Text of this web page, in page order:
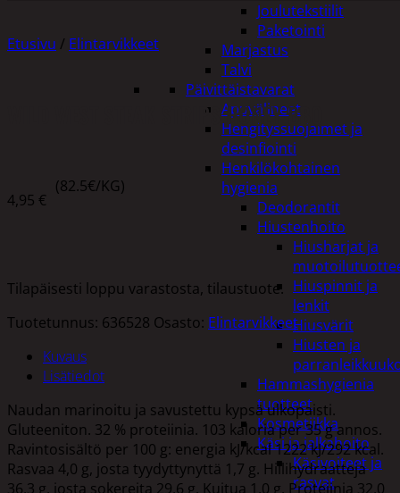
Joulutekstiilit
Paketointi
Marjastus
Talvi
Päivittäistavarat
Apuvälineet
Hengityssuojaimet ja
desinfiointi
Henkilökohtainen
hygienia
Deodorantit
Hiustenhoito
Hiusharjat ja
Hiuspinnit ja
lenkit
Hiusvärit
Hiusten ja
Hammashygienia
tuotteet
Kosmetiikka
Käsi ja jalkahoito
Käsivoiteet ja
rasvat
Etusivu / Elintarvikkeet
WILD WEST STEAK STRIPS HONEY BBQ
4,95 €
(82.5€/KG)
Tilapäisesti loppu varastosta, tilaustuote.
Tuotetunnus: 636528 Osasto: Elintarvikkeet
Kuvaus
Lisätiedot
Naudan marinoitu ja savustettu kypsä ulkopaisti.
Gluteeniton. 32 % proteiinia. 103 kaloria per 35 g annos.
Ravintosisältö per 100 g: energia kJ/kcal 1222 kJ/292 kcal.
Rasvaa 4,0 g, josta tyydyttynyttä 1,7 g. Hiilihydraatteja
36,3 g, josta sokereita 29,6 g. Kuitua 1,0 g. Proteiinia 32,0